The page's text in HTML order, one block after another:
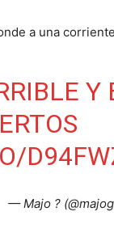
a una
Y
— Majo ?